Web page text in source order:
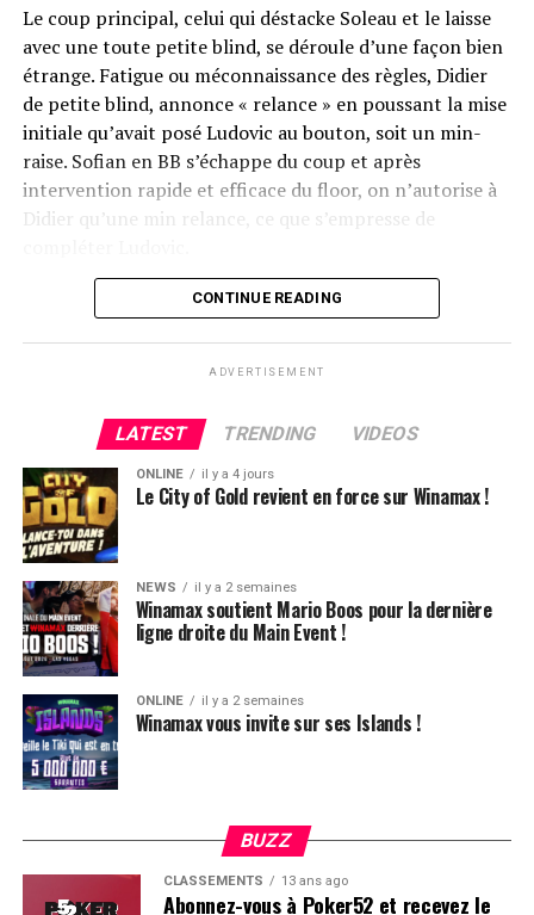
Le coup principal, celui qui déstacke Soleau et le laisse
avec une toute petite blind, se déroule d’une façon bien
étrange. Fatigue ou méconnaissance des règles, Didier
de petite blind, annonce « relance » en poussant la mise
initiale qu’avait posé Ludovic au bouton, soit un min-
raise. Sofian en BB s’échappe du coup et après
intervention rapide et efficace du floor, on n’autorise à
Didier qu’une min relance, ce que s’empresse de
Flop QJ4. All-in de Ludovic et insta call de Logghe, avec
peine une BB, qu’il perdra le coup suivant contre le
même adversaire.
Ludovic Soleau sort donc à la troisième place, pour un
joli gain de 15720€ !
Place au heads-up final.
CONTINUE READING
ADVERTISEMENT
LATEST TRENDING VIDEOS
ONLINE il y a 4 jours
Le City of Gold revient en force sur Winamax !
NEWS il y a 2 semaines
Winamax soutient Mario Boos pour la dernière
ligne droite du Main Event !
ONLINE il y a 2 semaines
Winamax vous invite sur ses Islands !
BUZZ
CLASSEMENTS 13 ans ago
Abonnez-vous à Poker52 et recevez le